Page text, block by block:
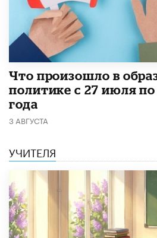
​Что произошло в
политике с 27 июля по
года
3 АВГУСТА
УЧИТЕЛЯ